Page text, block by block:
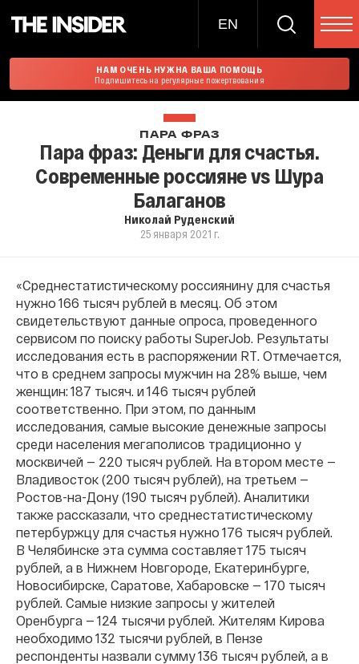
EN
НАМ ОЧЕНЬ НУЖНА ВАША ПОМОЩЬ
Подпишитесь на регулярные пожертвования
ПАРА ФРАЗ
Пара фраз: Деньги для счастья.
Современные россияне vs Шура
Балаганов
Николай Руденский
25 января 2021 г.
«Среднестатистическому россиянину для счастья
нужно 166 тысяч рублей в месяц. Об этом
свидетельствуют данные опроса, проведенного
сервисом по поиску работы SuperJob. Результаты
исследования есть в распоряжении RT. Отмечается,
что в среднем запросы мужчин на 28% выше, чем
женщин: 187 тысяч. и 146 тысяч рублей
соответственно. При этом, по данным
исследования, самые высокие денежные запросы
среди населения мегаполисов традиционно у
москвичей — 220 тысяч рублей. На втором месте —
Владивосток (200 тысяч рублей), на третьем —
Ростов-на-Дону (190 тысяч рублей). Аналитики
также рассказали, что среднестатистическому
петербуржцу для счастья нужно 176 тысяч рублей.
В Челябинске эта сумма составляет 175 тысяч
рублей, а в Нижнем Новгороде, Екатеринбурге,
Новосибирске, Саратове, Хабаровске — 170 тысяч
рублей. Самые низкие запросы у жителей
Оренбурга — 124 тысячи рублей. Жителям Кирова
необходимо 132 тысячи рублей, в Пензе
респонденты назвали сумму 136 тысяч рублей, а в